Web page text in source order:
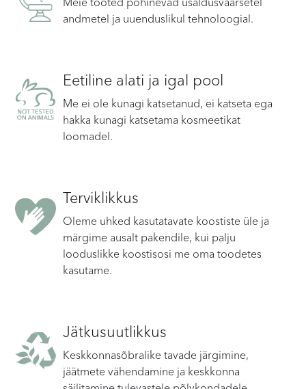
andmetel ja uuenduslikul tehnoloogial.
Eetiline alati ja igal pool
Me ei ole kunagi katsetanud, ei katseta ega
hakka kunagi katsetama kosmeetikat
loomadel.
Terviklikkus
Oleme uhked kasutatavate koostiste üle ja
märgime ausalt pakendile, kui palju
looduslikke koostisosi me oma toodetes
kasutame.
Jätkusuutlikkus
Keskkonnasõbralike tavade järgimine,
jäätmete vähendamine ja keskkonna